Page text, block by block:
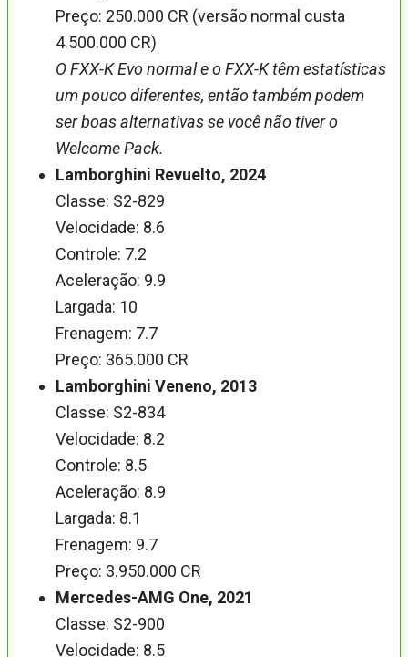
Preço: 250.000 CR (versão normal custa
4.500.000 CR)
O FXX-K Evo normal e o FXX-K têm estatísticas
um pouco diferentes, então também podem
ser boas alternativas se você não tiver o
Welcome Pack.
Lamborghini Revuelto, 2024
Classe: S2-829
Velocidade: 8.6
Controle: 7.2
Aceleração: 9.9
Largada: 10
Frenagem: 7.7
Preço: 365.000 CR
Lamborghini Veneno, 2013
Classe: S2-834
Velocidade: 8.2
Controle: 8.5
Aceleração: 8.9
Largada: 8.1
Frenagem: 9.7
Preço: 3.950.000 CR
Mercedes-AMG One, 2021
Classe: S2-900
Velocidade: 8.5